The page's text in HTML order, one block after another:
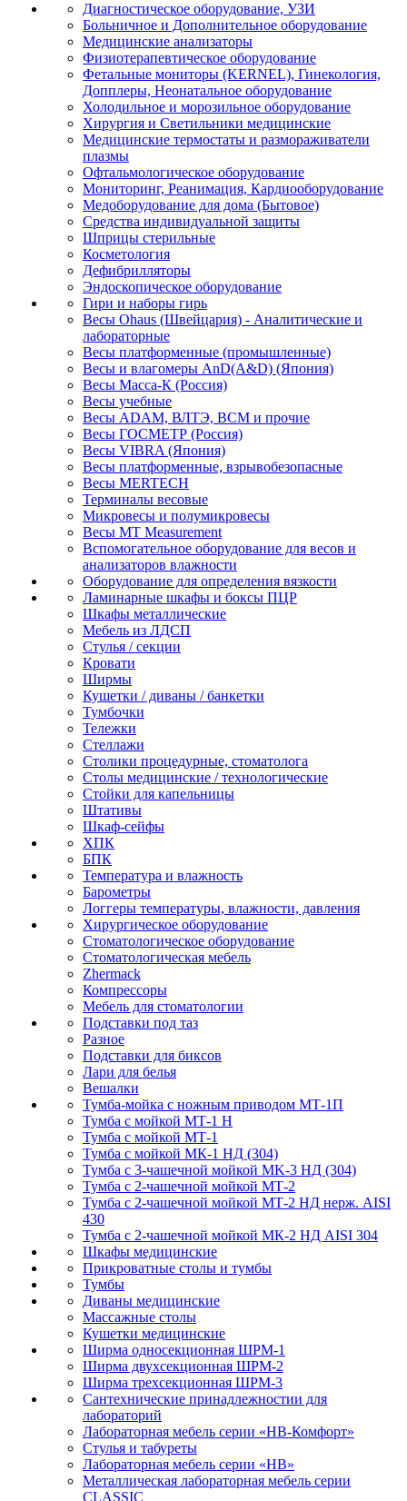
Диагностическое оборудование, УЗИ
Больничное и Дополнительное оборудование
Медицинские анализаторы
Физиотерапевтическое оборудование
Фетальные мониторы (KERNEL), Гинекология,
Допплеры, Неонатальное оборудование
Холодильное и морозильное оборудование
Хирургия и Светильники медицинские
Медицинские термостаты и размораживатели
плазмы
Офтальмологическое оборудование
Мониторинг, Реанимация, Кардиооборудование
Медоборудование для дома (Бытовое)
Средства индивидуальной защиты
Шприцы стерильные
Косметология
Дефибрилляторы
Эндоскопическое оборудование
Гири и наборы гирь
Весы Ohaus (Швейцария) - Аналитические и
лабораторные
Весы платформенные (промышленные)
Весы и влагомеры AnD(A&D) (Япония)
Весы Масса-К (Россия)
Весы учебные
Весы ADAM, ВЛТЭ, BCM и прочие
Весы ГОСМЕТР (Россия)
Весы VIBRA (Япония)
Весы платформенные, взрывобезопасные
Весы MERTECH
Терминалы весовые
Микровесы и полумикровесы
Весы MT Measurement
Вспомогательное оборудование для весов и
анализаторов влажности
Оборудование для определения вязкости
Ламинарные шкафы и боксы ПЦР
Шкафы металлические
Мебель из ЛДСП
Стулья / секции
Кровати
Ширмы
Кушетки / диваны / банкетки
Тумбочки
Тележки
Стеллажи
Столики процедурные, стоматолога
Столы медицинские / технологические
Стойки для капельницы
Штативы
Шкаф-сейфы
ХПК
БПК
Температура и влажность
Барометры
Логгеры температуры, влажности, давления
Хирургическое оборудование
Стоматологическое оборудование
Стоматологическая мебель
Zhermack
Компрессоры
Мебель для стоматологии
Подставки под таз
Разное
Подставки для биксов
Лари для белья
Вешалки
Тумба-мойка с ножным приводом МТ-1П
Тумба с мойкой МТ-1 Н
Тумба с мойкой МТ-1
Тумба с мойкой МК-1 НД (304)
Тумба с 3-чашечной мойкой МK-3 НД (304)
Тумба с 2-чашечной мойкой МТ-2
Тумба с 2-чашечной мойкой МТ-2 НД нерж. AISI
430
Тумба с 2-чашечной мойкой МК-2 НД AISI 304
Шкафы медицинские
Прикроватные столы и тумбы
Тумбы
Диваны медицинские
Массажные столы
Кушетки медицинские
Ширма односекционная ШРМ-1
Ширма двухсекционная ШРМ-2
Ширма трехсекционная ШРМ-3
Сантехнические принадлежностии для
лабораторий
Лабораторная мебель серии «НВ-Комфорт»
Стулья и табуреты
Лабораторная мебель серии «НВ»
Металлическая лабораторная мебель серии
CLASSIC